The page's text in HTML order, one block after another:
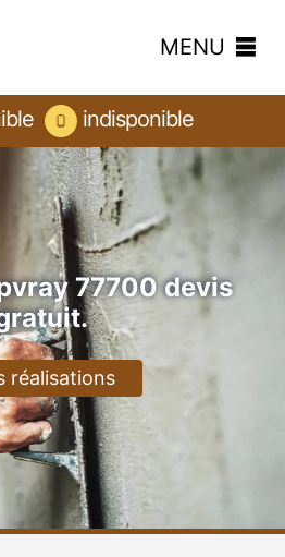
MENU
indisponible
77700 devis
réalisations